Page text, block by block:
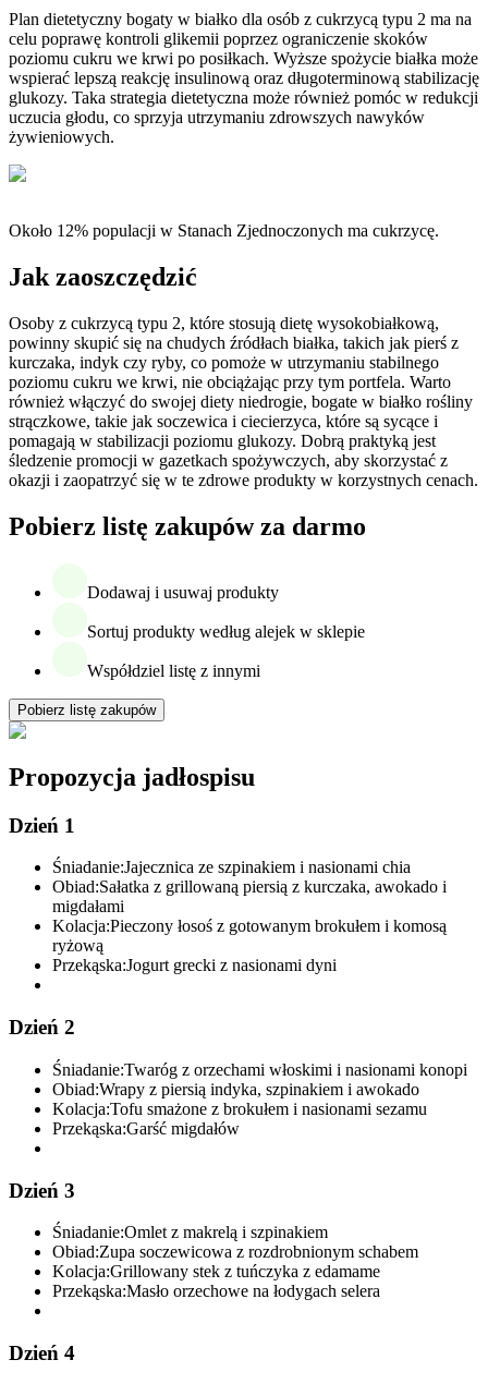
Plan dietetyczny bogaty w białko dla osób z cukrzycą typu 2 ma na
celu poprawę kontroli glikemii poprzez ograniczenie skoków
poziomu cukru we krwi po posiłkach. Wyższe spożycie białka może
wspierać lepszą reakcję insulinową oraz długoterminową stabilizację
glukozy. Taka strategia dietetyczna może również pomóc w redukcji
uczucia głodu, co sprzyja utrzymaniu zdrowszych nawyków
żywieniowych.
Około 12% populacji w Stanach Zjednoczonych ma cukrzycę.
Jak zaoszczędzić
Osoby z cukrzycą typu 2, które stosują dietę wysokobiałkową,
powinny skupić się na chudych źródłach białka, takich jak pierś z
kurczaka, indyk czy ryby, co pomoże w utrzymaniu stabilnego
poziomu cukru we krwi, nie obciążając przy tym portfela. Warto
również włączyć do swojej diety niedrogie, bogate w białko rośliny
strączkowe, takie jak soczewica i ciecierzyca, które są sycące i
pomagają w stabilizacji poziomu glukozy. Dobrą praktyką jest
śledzenie promocji w gazetkach spożywczych, aby skorzystać z
okazji i zaopatrzyć się w te zdrowe produkty w korzystnych cenach.
Pobierz listę zakupów za darmo
Dodawaj i usuwaj produkty
Sortuj produkty według alejek w sklepie
Współdziel listę z innymi
Pobierz listę zakupów
Propozycja jadłospisu
Dzień 1
Śniadanie:Jajecznica ze szpinakiem i nasionami chia
Obiad:Sałatka z grillowaną piersią z kurczaka, awokado i
migdałami
Kolacja:Pieczony łosoś z gotowanym brokułem i komosą
ryżową
Przekąska:Jogurt grecki z nasionami dyni
Dzień 2
Śniadanie:Twaróg z orzechami włoskimi i nasionami konopi
Obiad:Wrapy z piersią indyka, szpinakiem i awokado
Kolacja:Tofu smażone z brokułem i nasionami sezamu
Przekąska:Garść migdałów
Dzień 3
Śniadanie:Omlet z makrelą i szpinakiem
Obiad:Zupa soczewicowa z rozdrobnionym schabem
Kolacja:Grillowany stek z tuńczyka z edamame
Przekąska:Masło orzechowe na łodygach selera
Dzień 4